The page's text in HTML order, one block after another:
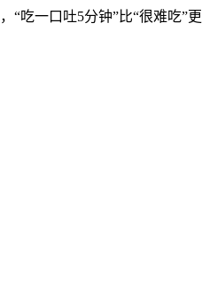
吃一口吐5分钟”比“很难吃”